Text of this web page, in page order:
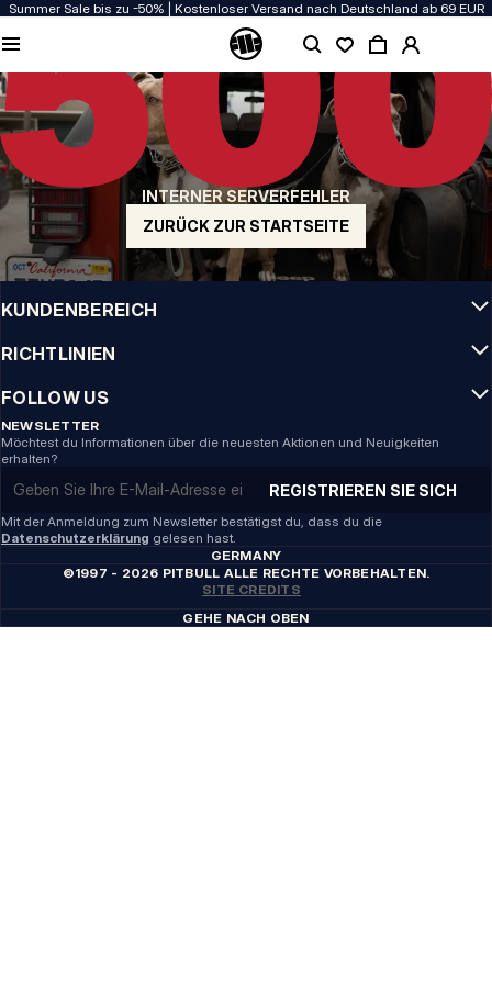
Summer Sale bis zu -50% | Kostenloser Versand nach Deutschland ab 69 EUR
INTERNER SERVERFEHLER
ZURÜCK ZUR STARTSEITE
QUALITÄT HAT BEI UNS PRIORITÄT
Unsere Kleidung wird mit Leidenschaft produziert. Bei Haltbarkeit, Langlebigkeit
der Materialien und Details machen wir keine Kompromisse.
US ORIGIN
Unsere Wurzeln reichen zurück ins San Diego der frühen 90er. Unser Stil ist roh,
authentisch und kompromisslos.
MARKE MIT CHARAKTER
Unsere Kollektionen tragen Sportler, Kämpfer und eigensinnige Individualisten
INFO
KUNDENBEREICH
RICHTLINIEN
FOLLOW US
NEWSLETTER
Möchtest du Informationen über die neuesten Aktionen und Neuigkeiten
erhalten?
REGISTRIEREN SIE SICH
Mit der Anmeldung zum Newsletter bestätigst du, dass du die
Datenschutzerklärung gelesen hast.
GERMANY
©1997 - 2026 PITBULL ALLE RECHTE VORBEHALTEN.
SITE CREDITS
GEHE NACH OBEN